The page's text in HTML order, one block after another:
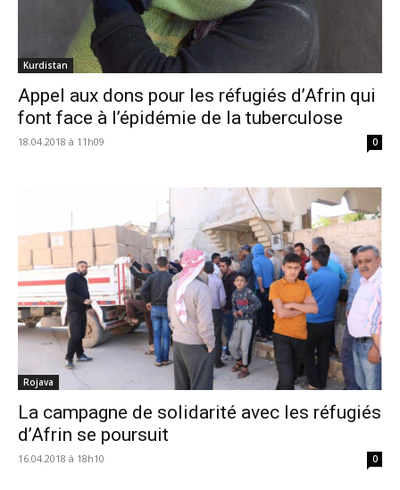
Kurdistan
Appel aux dons pour les réfugiés d’Afrin qui
font face à l’épidémie de la tuberculose
18.04.2018 à 11h09 0
Rojava
La campagne de solidarité avec les réfugiés
d’Afrin se poursuit
16.04.2018 à 18h10 0